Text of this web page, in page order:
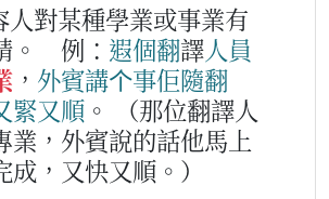
人對某種學業或事業有
。
例： 遐個翻譯人員
， 外賓講个事佢隨翻
緊又順 。
（那位翻譯人
業，外賓說的話他馬上
成，又快又順。）